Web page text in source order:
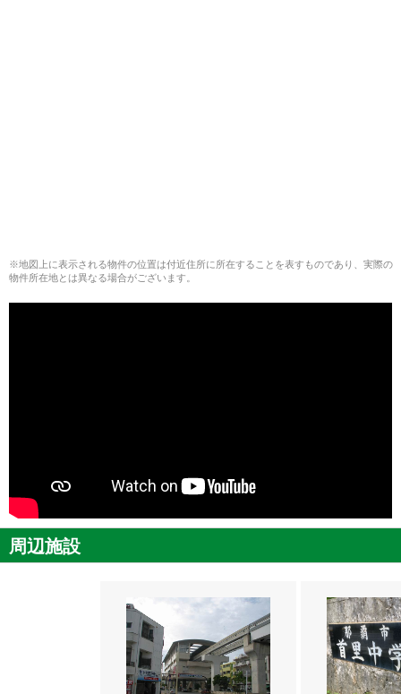
※地図上に表示される物件の位置は付近住所に所在することを表すものであり、実際の
物件所在地とは異なる場合がございます。
周辺施設